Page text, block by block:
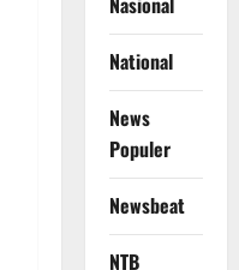
National
News
Populer
Newsbeat
NTB